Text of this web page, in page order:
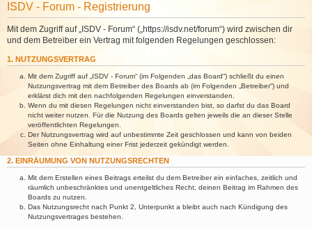
ISDV - Forum - Registrierung
Mit dem Zugriff auf „ISDV - Forum“ („https://isdv.net/forum“) wird zwischen dir
und dem Betreiber ein Vertrag mit folgenden Regelungen geschlossen:
1. NUTZUNGSVERTRAG
Mit dem Zugriff auf „ISDV - Forum“ (im Folgenden „das Board“) schließt du einen
Nutzungsvertrag mit dem Betreiber des Boards ab (im Folgenden „Betreiber“) und
erklärst dich mit den nachfolgenden Regelungen einverstanden.
Wenn du mit diesen Regelungen nicht einverstanden bist, so darfst du das Board
nicht weiter nutzen. Für die Nutzung des Boards gelten jeweils die an dieser Stelle
veröffentlichten Regelungen.
Der Nutzungsvertrag wird auf unbestimmte Zeit geschlossen und kann von beiden
Seiten ohne Einhaltung einer Frist jederzeit gekündigt werden.
2. EINRÄUMUNG VON NUTZUNGSRECHTEN
Mit dem Erstellen eines Beitrags erteilst du dem Betreiber ein einfaches, zeitlich und
räumlich unbeschränktes und unentgeltliches Recht, deinen Beitrag im Rahmen des
Boards zu nutzen.
Das Nutzungsrecht nach Punkt 2, Unterpunkt a bleibt auch nach Kündigung des
Nutzungsvertrages bestehen.